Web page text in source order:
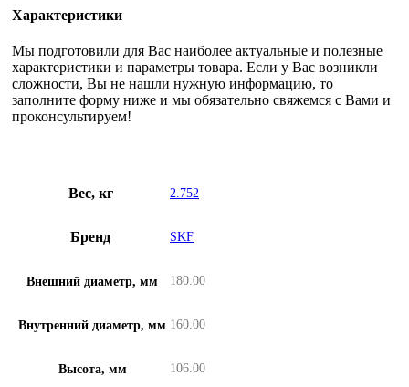
Характеристики
Мы подготовили для Вас наиболее актуальные и полезные
характеристики и параметры товара. Если у Вас возникли
сложности, Вы не нашли нужную информацию, то
заполните форму ниже и мы обязательно свяжемся с Вами и
проконсультируем!
Вес, кг 2.752
Бренд SKF
Внешний диаметр, мм 180.00
Внутренний диаметр, мм 160.00
Высота, мм 106.00